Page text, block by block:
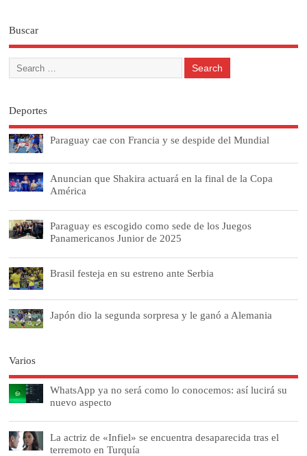
Buscar
Deportes
Paraguay cae con Francia y se despide del Mundial
Anuncian que Shakira actuará en la final de la Copa
América
Paraguay es escogido como sede de los Juegos
Panamericanos Junior de 2025
Brasil festeja en su estreno ante Serbia
Japón dio la segunda sorpresa y le ganó a Alemania
Varios
WhatsApp ya no será como lo conocemos: así lucirá su
nuevo aspecto
La actriz de «Infiel» se encuentra desaparecida tras el
terremoto en Turquía